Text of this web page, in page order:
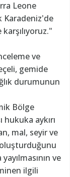
Leone
Karadeniz'de
ve
gemide
durumunun
Bölge
aykırı
mal, seyir ve
ve
ilgili